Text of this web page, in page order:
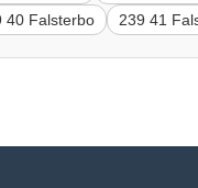
40 Falsterbo 239 41